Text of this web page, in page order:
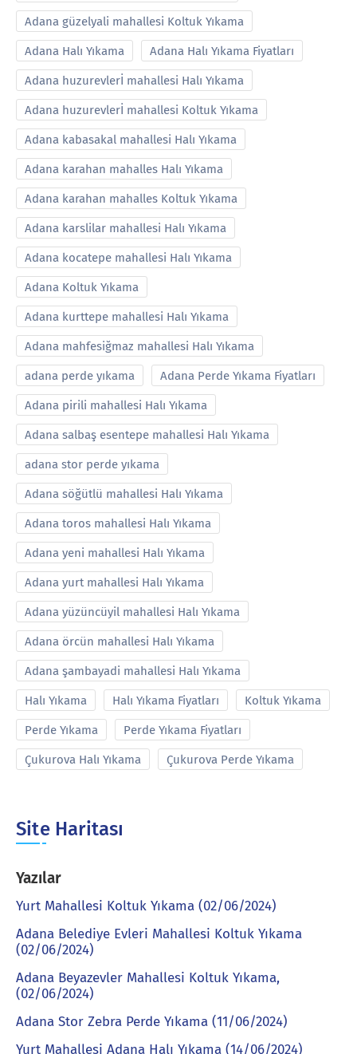
Adana güzelyali mahallesi Koltuk Yıkama
Adana Halı Yıkama Adana Halı Yıkama Fiyatları
Adana huzurevlerİ mahallesi Halı Yıkama
Adana huzurevlerİ mahallesi Koltuk Yıkama
Adana kabasakal mahallesi Halı Yıkama
Adana karahan mahalles Halı Yıkama
Adana karahan mahalles Koltuk Yıkama
Adana karslilar mahallesi Halı Yıkama
Adana kocatepe mahallesi Halı Yıkama
Adana Koltuk Yıkama
Adana kurttepe mahallesi Halı Yıkama
Adana mahfesiğmaz mahallesi Halı Yıkama
adana perde yıkama Adana Perde Yıkama Fiyatları
Adana pirili mahallesi Halı Yıkama
Adana salbaş esentepe mahallesi Halı Yıkama
adana stor perde yıkama
Adana söğütlü mahallesi Halı Yıkama
Adana toros mahallesi Halı Yıkama
Adana yeni mahallesi Halı Yıkama
Adana yurt mahallesi Halı Yıkama
Adana yüzüncüyil mahallesi Halı Yıkama
Adana örcün mahallesi Halı Yıkama
Adana şambayadi mahallesi Halı Yıkama
Halı Yıkama Halı Yıkama Fiyatları Koltuk Yıkama
Perde Yıkama Perde Yıkama Fiyatları
Çukurova Halı Yıkama Çukurova Perde Yıkama
Site Haritası
Yazılar
Yurt Mahallesi Koltuk Yıkama (02/06/2024)
Adana Belediye Evleri Mahallesi Koltuk Yıkama
(02/06/2024)
Adana Beyazevler Mahallesi Koltuk Yıkama,
(02/06/2024)
Adana Stor Zebra Perde Yıkama (11/06/2024)
Yurt Mahallesi Adana Halı Yıkama (14/06/2024)